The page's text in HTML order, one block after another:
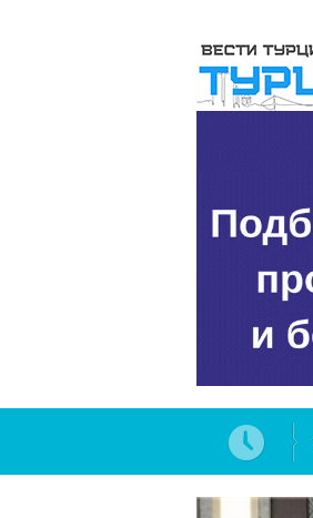
в юридических